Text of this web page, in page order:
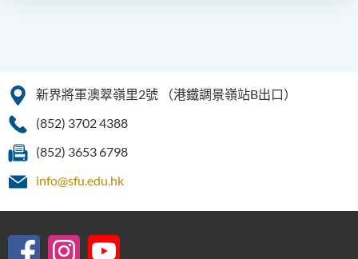
新界將軍澳翠嶺里2號
（港鐵調景嶺站B出口）
(852) 3702 4388
(852) 3653 6798
info@sfu.edu.hk